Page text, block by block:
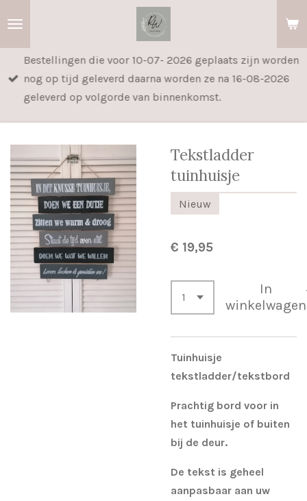
Bestellingen die voor 10-07- 2026 geplaats zijn worden
nog op tijd geleverd daarna worden ze na 16-08-2026
geleverd op volgorde van binnenkomst.
Tekstladder
tuinhuisje
Nieuw
€ 19,95
In
winkelwagen
Tuinhuisje
tekstladder/tekstbord
Prachtig bord voor in
het tuinhuisje of buiten
bij de deur.
De tekst is geheel
aanpasbaar aan uw